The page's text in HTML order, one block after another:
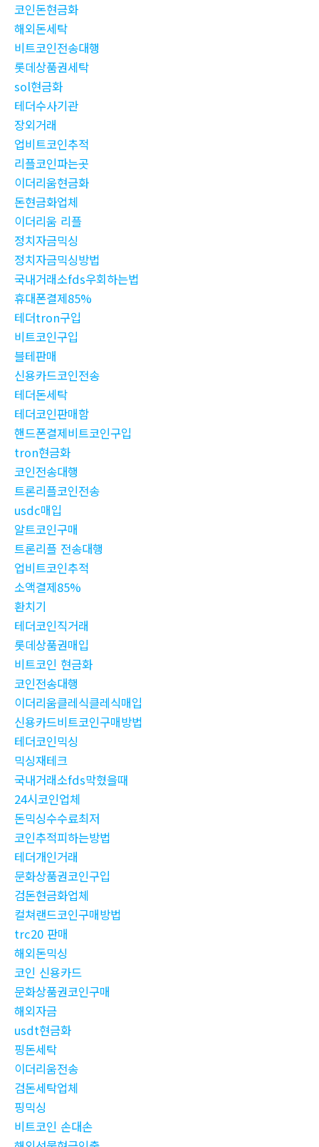
코인돈현금화
해외돈세탁
비트코인전송대행
롯데상품권세탁
sol현금화
테더수사기관
장외거래
업비트코인추적
리플코인파는곳
이더리움현금화
돈현금화업체
이더리움 리플
정치자금믹싱
정치자금믹싱방법
국내거래소fds우회하는법
휴대폰결제85%
테더tron구입
비트코인구입
블테판매
신용카드코인전송
테더돈세탁
테더코인판매함
핸드폰결제비트코인구입
tron현금화
코인전송대행
트론리플코인전송
usdc매입
알트코인구매
트론리플 전송대행
업비트코인추적
소액결제85%
환치기
테더코인직거래
롯데상품권매입
비트코인 현금화
코인전송대행
이더리움클레식클레식매입
신용카드비트코인구매방법
테더코인믹싱
믹싱재테크
국내거래소fds막혔을때
24시코인업체
돈믹싱수수료최저
코인추적피하는방법
테더개인거래
문화상품권코인구입
검돈현금화업체
컬쳐랜드코인구매방법
trc20 판매
해외돈믹싱
코인 신용카드
문화상품권코인구매
해외자금
usdt현금화
핑돈세탁
이더리움전송
검돈세탁업체
핑믹싱
비트코인 손대손